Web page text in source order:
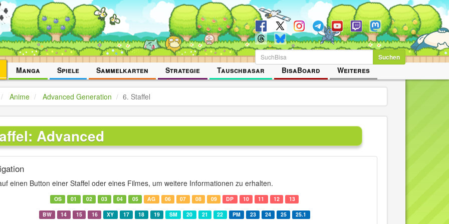
Manga Spiele Sammelkarten Strategie Tauschbasar BisaBoard Weiteres
Suchen
Anime Advanced Generation 6. Staffel
Advanced
einen Button einer Staffel oder eines Filmes, um weitere Informationen zu erhalten.
OS 01 02 03 04 05 AG 06 07 08 09 DP 10 11 12 13
BW 14 15 16 XY 17 18 19 SM 20 21 22 PM 23 24 25 25.1